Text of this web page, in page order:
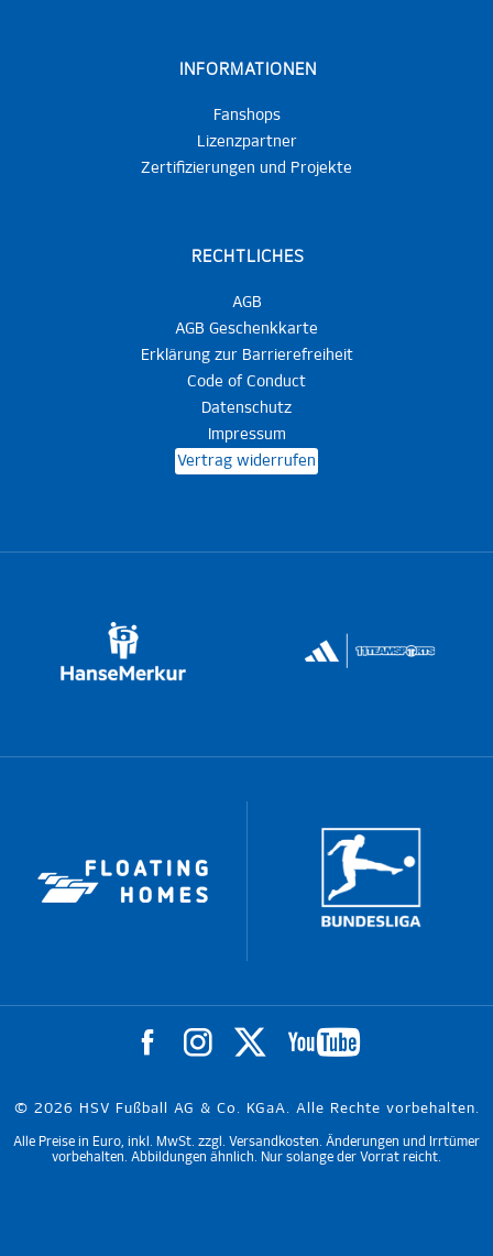
INFORMATIONEN
Fanshops
Lizenzpartner
Zertifizierungen und Projekte
RECHTLICHES
AGB
AGB Geschenkkarte
Erklärung zur Barrierefreiheit
Code of Conduct
Datenschutz
Impressum
Vertrag widerrufen
© 2026 HSV Fußball AG & Co. KGaA. Alle Rechte vorbehalten.
Alle Preise in Euro, inkl. MwSt. zzgl. Versandkosten. Änderungen und Irrtümer
vorbehalten. Abbildungen ähnlich. Nur solange der Vorrat reicht.